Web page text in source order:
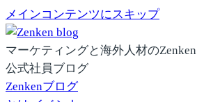
メインコンテンツにスキップ
マーケティングと海外人材のZenken
公式社員ブログ
Zenkenブログ